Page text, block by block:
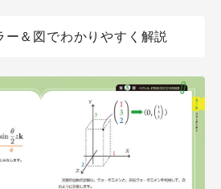
＆図でわかりやすく解説